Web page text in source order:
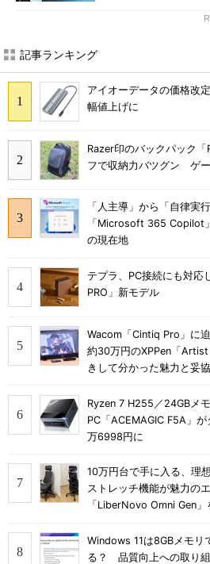
記事ランキング
アイオーデータの価格改
幅値上げに
Razer印のバックパック
フで収納力バツグン ゲ
「人主導」から「自律
「Microsoft 365 Copilot
の現在地
テプラ、PC接続にも対応
PRO」新モデル
Wacom「Cintiq Pro」に
約30万円のXPPen「
きして分かった魅力と妥
Ryzen 7 H255／24GBメ
PC「ACEMAGIC F5A」
万6998円に
10万円台で手に入る、理
ストレッチ機能が魅力の
「LiberNovo Omni Gen」
Windows 11は8GBメモリ
る？ 品質向上への取り